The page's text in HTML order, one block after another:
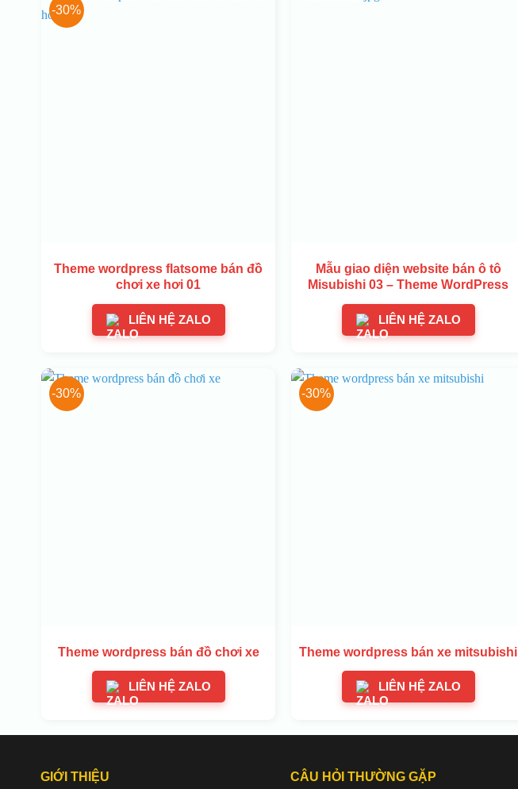
-30%
Theme wordpress flatsome bán đồ
chơi xe hơi 01
LIÊN HỆ ZALO
Mẫu giao diện website bán ô tô
Misubishi 03 – Theme WordPress
LIÊN HỆ ZALO
-30%
Theme wordpress bán đồ chơi xe
LIÊN HỆ ZALO
-30%
Theme wordpress bán xe mitsubishi
LIÊN HỆ ZALO
GIỚI THIỆU CÂU HỎI THƯỜNG GẶP